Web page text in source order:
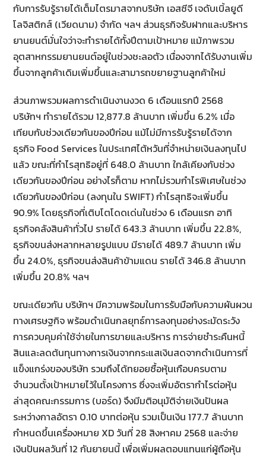
กับการรับรู้รายได้เต็มไตรมาสจากบริษัท เอสซีจี เจดับเบิ้ลยูดี
โลจิสติกส์ (เวียดนาม) จำกัด ฯลฯ ส่วนธุรกิจรับฝากและบริหาร
ยานยนต์มั่นใจว่าจะทำรายได้ทั้งปีตามเป้าหมาย แม้ภาพรวม
อุตสาหกรรมยานยนต์อยู่ในช่วงชะลอตัว เนื่องจากได้รับงานเพิ่ม
ขึ้นจากลูกค้าเดิมเพิ่มขึ้นและสามารถขยายฐานลูกค้าใหม่
ส่วนภาพรวมผลการดำเนินงานงวด 6 เดือนแรกปี 2568
บริษัทฯ ทำรายได้รวม 12,877.8 ล้านบาท เพิ่มขึ้น 6.2% เมื่อ
เทียบกับช่วงเดียวกันของปีก่อน แม้ไม่มีการรับรู้รายได้จาก
ธุรกิจ Food Services ในประเทศไต้หวันที่จำหน่ายเงินลงทุนไป
แล้ว ขณะที่กำไรสุทธิอยู่ที่ 648.0 ล้านบาท ใกล้เคียงกับช่วง
เดียวกันของปีก่อน อย่างไรก็ตาม หากไม่รวมกำไรพิเศษในช่วง
เดียวกันของปีก่อน (ลงทุนใน SWIFT) กำไรสุทธิจะเพิ่มขึ้น
90.9% โดยธุรกิจที่เติบโตโดดเด่นในช่วง 6 เดือนแรก อาทิ
ธุรกิจคลังสินค้าทั่วไป รายได้ 643.3 ล้านบาท เพิ่มขึ้น 22.8%,
ธุรกิจขนส่งหลากหลายรูปแบบ มีรายได้ 489.7 ล้านบาท เพิ่ม
ขึ้น 24.0%, ธุรกิจขนส่งสินค้าข้ามแดน รายได้ 346.8 ล้านบาท
เพิ่มขึ้น 20.8% ฯลฯ
ขณะเดียวกัน บริษัทฯ มีความพร้อมในการรับมือกับความผันผวน
ทางเศรษฐกิจ พร้อมดำเนินกลยุทธ์การลงทุนอย่างระมัดระวัง
การควบคุมค่าใช้จ่ายในการขายและบริหาร การจ่ายชำระคืนหนี้
สินและลดต้นทุนทางการเงินจากกระแสเงินสดจากดำเนินการที่
แข็งแกร่งของบริษัท รวมถึงได้ทยอยซื้อหุ้นเกือบครบตาม
จำนวนตั้งเป้าหมายไว้ในโครงการ ซึ่งจะเพิ่มอัตรากำไรต่อหุ้น
ล่าสุดคณะกรรมการ (บอร์ด) จึงมีมติอนุมัติจ่ายเงินปันผล
ระหว่างกาลอัตรา 0.10 บาทต่อหุ้น รวมเป็นเงิน 177.7 ล้านบาท
กำหนดขึ้นเครื่องหมาย XD วันที่ 28 สิงหาคม 2568 และจ่าย
เงินปันผลวันที่ 12 กันยายนนี้ เพื่อเพิ่มผลตอบแทนแก่ผู้ถือหุ้น